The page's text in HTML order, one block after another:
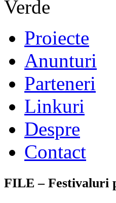
Proiecte
Anunturi
Parteneri
Linkuri
Despre
Contact
FILE – Festivaluri